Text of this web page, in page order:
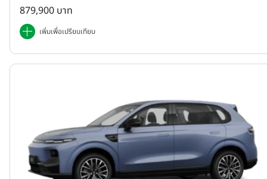
879,900 บาท
เพิ่มเพื่อเปรียบเทียบ